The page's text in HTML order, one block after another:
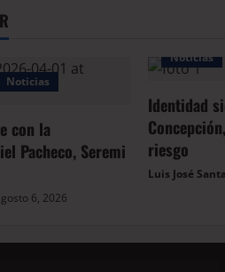
Noticias
con la
Pacheco, Seremi
6, 2026
Noticias
Identidad
riesgo
Luis José